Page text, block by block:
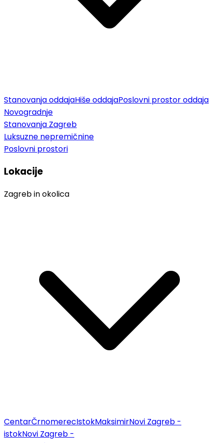
Stanovanja oddajaHiše oddajaPoslovni prostor oddaja
Novogradnje
Stanovanja Zagreb
Luksuzne nepremičnine
Poslovni prostori
Lokacije
Zagreb in okolica
CentarČrnomerecIstokMaksimirNovi Zagreb -
istokNovi Zagreb -